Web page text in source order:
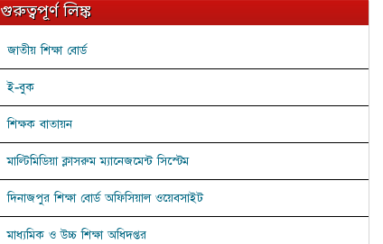
গুরুত্বপূর্ণ লিঙ্ক
জাতীয় শিক্ষা বোর্ড
ই-বুক
শিক্ষক বাতায়ন
মাল্টিমিডিয়া ক্লাসরুম ম্যানেজমেন্ট সিস্টেম
দিনাজপুর শিক্ষা বোর্ড অফিসিয়াল ওয়েবসাইট
মাধ্যমিক ও উচ্চ শিক্ষা অধিদপ্তর